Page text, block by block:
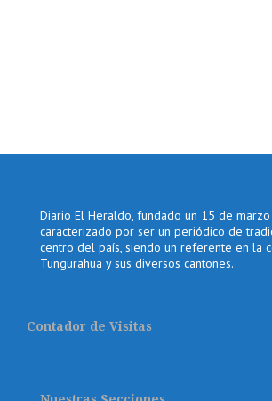
Diario El Heraldo, fundado un 15 de
caracterizado por ser un periódico de
centro del país, siendo un referente en la
Tungurahua y sus diversos cantones.
Contador de Visitas